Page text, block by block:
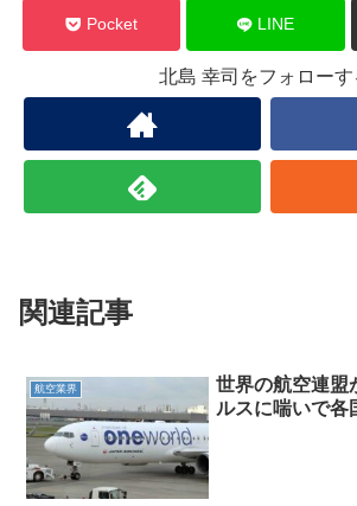
Pocket LINE
北島 幸司をフォローす
関連記事
航空業界
世界の航空連盟
ルスに喘いで各